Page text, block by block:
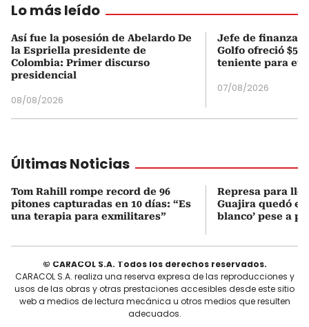
Lo más leído
Así fue la posesión de Abelardo De
la Espriella presidente de
Colombia: Primer discurso
presidencial
08/08/2026
Jefe de finanzas
Golfo ofreció
teniente para
07/08/2026
Últimas Noticias
Tom Rahill rompe record de 96
pitones capturadas en 10 días: “Es
una terapia para exmilitares”
Represa para
Guajira quedó en
blanco’ pese a
© CARACOL S.A. Todos los derechos reservados.
CARACOL S.A. realiza una reserva expresa de las reproducciones y
usos de las obras y otras prestaciones accesibles desde este sitio
web a medios de lectura mecánica u otros medios que resulten
adecuados.